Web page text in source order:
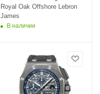
Royal Oak Offshore Lebron
James
В наличии